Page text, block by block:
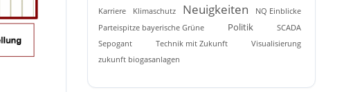
Karriere
Klimaschutz Neuigkeiten
NQ Einblicke
Parteispitze bayerische Grüne
Politik
SCADA
Sepogant
Technik mit Zukunft
Visualisierung
zukunft biogasanlagen